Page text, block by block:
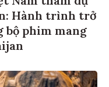
Hành trình trở
bộ phim mang